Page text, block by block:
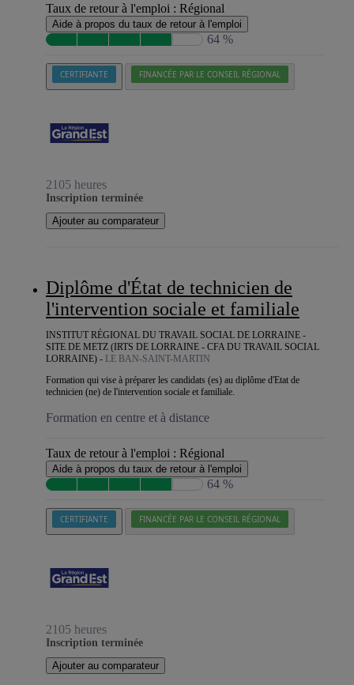
Taux de retour à l'emploi : Régional
Aide à propos du taux de retour à l'emploi
64 %
CERTIFIANTE FINANCÉE PAR LE CONSEIL RÉGIONAL
2105 heures
Inscription terminée
Ajouter au comparateur
Diplôme d'État de technicien de
l'intervention sociale et familiale
INSTITUT RÉGIONAL DU TRAVAIL SOCIAL DE LORRAINE -
SITE DE METZ (IRTS DE LORRAINE - CFA DU TRAVAIL SOCIAL
LORRAINE) - LE BAN-SAINT-MARTIN
Formation qui vise à préparer les candidats (es) au diplôme d'Etat de
technicien (ne) de l'intervention sociale et familiale.
Formation en centre et à distance
Taux de retour à l'emploi : Régional
Aide à propos du taux de retour à l'emploi
64 %
CERTIFIANTE FINANCÉE PAR LE CONSEIL RÉGIONAL
2105 heures
Inscription terminée
Ajouter au comparateur